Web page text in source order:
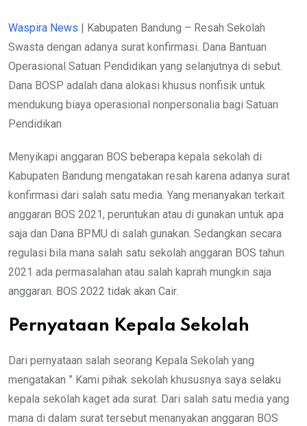
Waspira News | Kabupaten Bandung – Resah Sekolah
Swasta dengan adanya surat konfirmasi. Dana Bantuan
Operasional Satuan Pendidikan yang selanjutnya di sebut.
Dana BOSP adalah dana alokasi khusus nonfisik untuk
mendukung biaya operasional nonpersonalia bagi Satuan
Pendidikan
Menyikapi anggaran BOS beberapa kepala sekolah di
Kabupaten Bandung mengatakan resah karena adanya surat
konfirmasi dari salah satu media. Yang menanyakan terkait
anggaran BOS 2021, peruntukan atau di gunakan untuk apa
saja dan Dana BPMU di salah gunakan. Sedangkan secara
regulasi bila mana salah satu sekolah anggaran BOS tahun
2021 ada permasalahan atau salah kaprah mungkin saja
anggaran. BOS 2022 tidak akan Cair.
Pernyataan Kepala Sekolah
Dari pernyataan salah seorang Kepala Sekolah yang
mengatakan ” Kami pihak sekolah khususnya saya selaku
kepala sekolah kaget ada surat. Dari salah satu media yang
mana di dalam surat tersebut menanyakan anggaran BOS